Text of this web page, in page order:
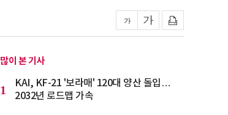
많이 본 기사
1
KAI, KF-21 '보라매' 120대 양산 돌입…
2032년 로드맵 가속